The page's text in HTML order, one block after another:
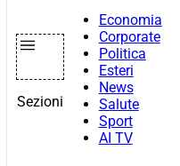
Sezioni
Economia
Corporate
Politica
Esteri
News
Salute
Sport
AI TV